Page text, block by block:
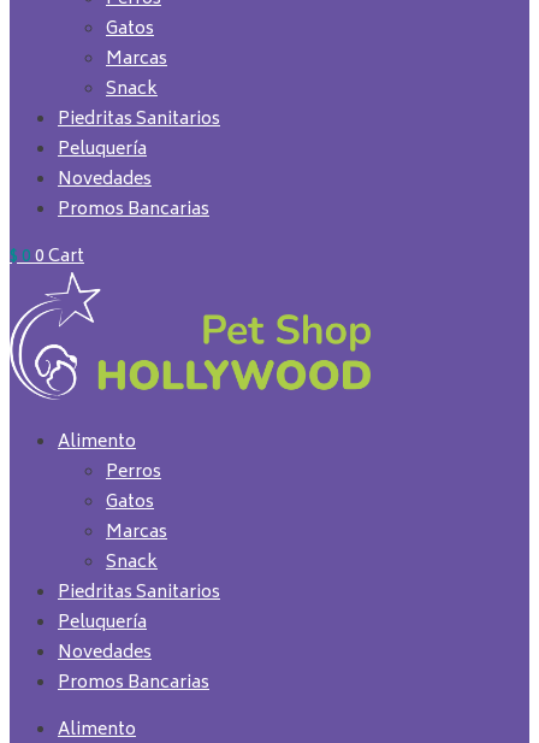
Gatos
Marcas
Snack
Piedritas Sanitarios
Peluquería
Novedades
Promos Bancarias
$00Cart
Alimento
Perros
Gatos
Marcas
Snack
Piedritas Sanitarios
Peluquería
Novedades
Promos Bancarias
Alimento